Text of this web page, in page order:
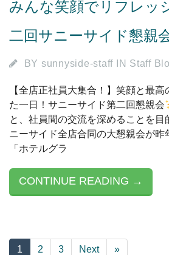
みんな笑顔でリフレッ
二回サニーサイド懇親
BY sunnyside-staff IN Staff
【全店正社員大集合！】笑顔と最
た一日！サニーサイド第二回懇親会
と、社員間の交流を深めることを目
ニーサイド全店合同の大懇親会が昨
「ホテルグラ
CONTINUE READING →
1 2 3 Next »